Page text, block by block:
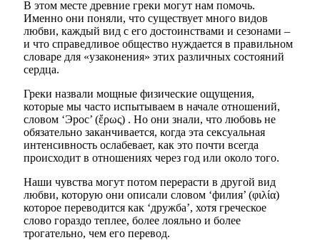
В этом месте древние греки могут нам помочь.
Именно они поняли, что существует много видов
любви, каждый вид с его достоинствами и сезонами –
и что справедливое общество нуждается в правильном
словаре для «узаконения» этих различных состояний
сердца.
Греки назвали мощные физические ощущения,
которые мы часто испытываем в начале отношений,
словом ‘Эрос’ (ἔρως) . Но они знали, что любовь не
обязательно заканчивается, когда эта сексуальная
интенсивность ослабевает, как это почти всегда
происходит в отношениях через год или около того.
Наши чувства могут потом перерасти в другой вид
любви, которую они описали словом ‘филия’ (φιλία)
которое переводится как ‘дружба’, хотя греческое
слово гораздо теплее, более лояльно и более
трогательно, чем его перевод.